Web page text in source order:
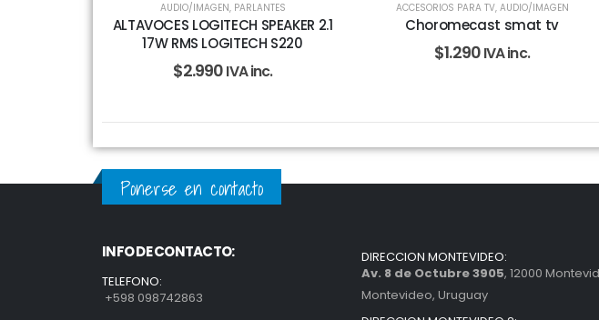
AUDIO/IMAGEN, PARLANTES
ALTAVOCES LOGITECH SPEAKER 2.1
17W RMS LOGITECH S220
$2.990IVA inc.
ACCESORIOS PARA TV, AUDIO/IMAGEN
Choromecast smat tv
$1.290IVA inc.
Ponerse en contacto
INFO DE CONTACTO:
TELEFONO:
+598 098742863
DIRECCION MONTEVIDEO:
Av. 8 de Octubre 3905, 12000
Montevideo, Uruguay